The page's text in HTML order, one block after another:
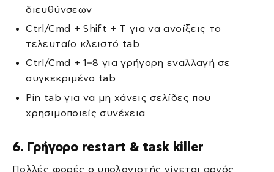
διευθύνσεων
Ctrl/Cmd + Shift + T για να ανοίξεις το
τελευταίο κλειστό tab
Ctrl/Cmd + 1–8 για γρήγορη εναλλαγή σε
συγκεκριμένο tab
Pin tab για να μη χάνεις σελίδες που
χρησιμοποιείς συνέχεια
6. Γρήγορο restart & task killer
Πολλές φορές ο υπολογιστής γίνεται αργός